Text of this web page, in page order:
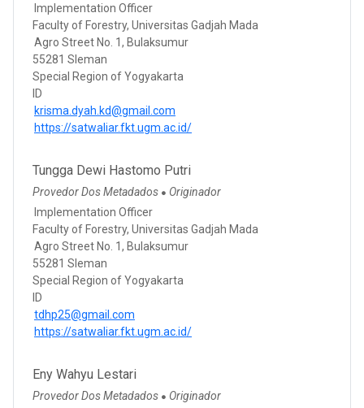
Implementation Officer
Faculty of Forestry, Universitas Gadjah Mada
Agro Street No. 1, Bulaksumur
55281 Sleman
Special Region of Yogyakarta
ID
krisma.dyah.kd@gmail.com
https://satwaliar.fkt.ugm.ac.id/
Tungga Dewi Hastomo Putri
Provedor Dos Metadados ● Originador
Implementation Officer
Faculty of Forestry, Universitas Gadjah Mada
Agro Street No. 1, Bulaksumur
55281 Sleman
Special Region of Yogyakarta
ID
tdhp25@gmail.com
https://satwaliar.fkt.ugm.ac.id/
Eny Wahyu Lestari
Provedor Dos Metadados ● Originador